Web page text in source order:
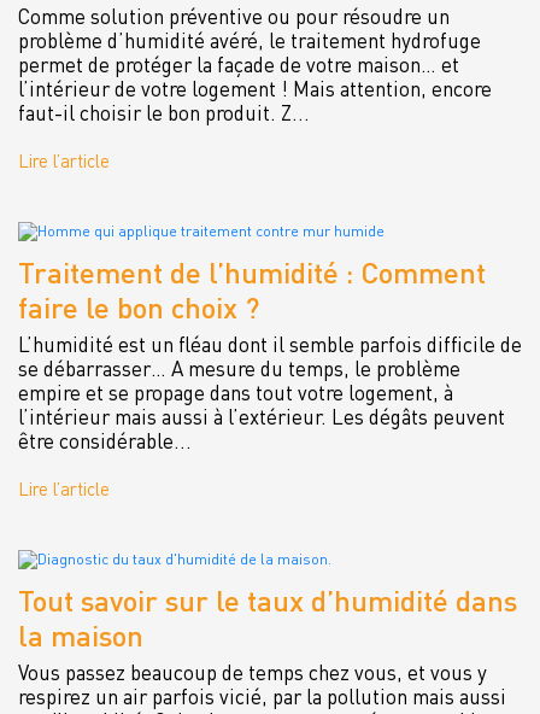
Comme solution préventive ou pour résoudre un
problème d’humidité avéré, le traitement hydrofuge
permet de protéger la façade de votre maison… et
l’intérieur de votre logement ! Mais attention, encore
faut-il choisir le bon produit. Z...
Lire l’article
Traitement de l’humidité : Comment
faire le bon choix ?
L’humidité est un fléau dont il semble parfois difficile de
se débarrasser… A mesure du temps, le problème
empire et se propage dans tout votre logement, à
l’intérieur mais aussi à l’extérieur. Les dégâts peuvent
être considérable...
Lire l’article
Tout savoir sur le taux d’humidité dans
la maison
Vous passez beaucoup de temps chez vous, et vous y
respirez un air parfois vicié, par la pollution mais aussi